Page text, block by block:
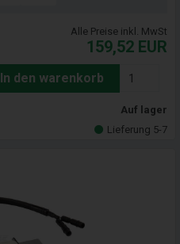
Alle Preise inkl. MwSt
159,52 EUR
In den warenkorb
Auf lager
Lieferung 5-7